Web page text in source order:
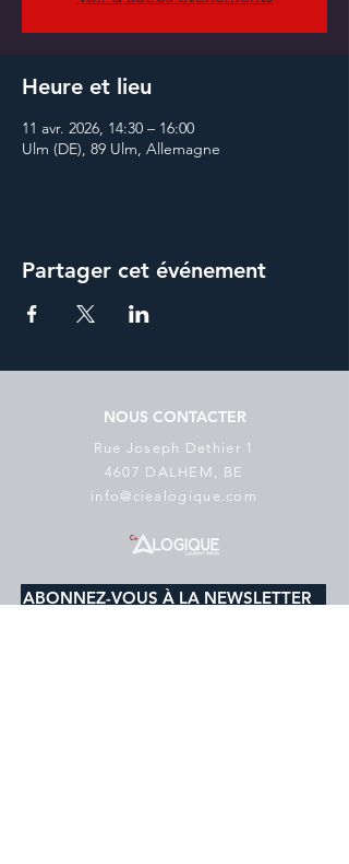
Heure et lieu
11 avr. 2026, 14:30 – 16:00
Ulm (DE), 89 Ulm, Allemagne
Partager cet événement
NOUS CONTACTER
Rue Joseph Dethier 1
4607 DALHEM, BE
info@ciealogique.com
ABONNEZ-VOUS À LA NEWSLETTER